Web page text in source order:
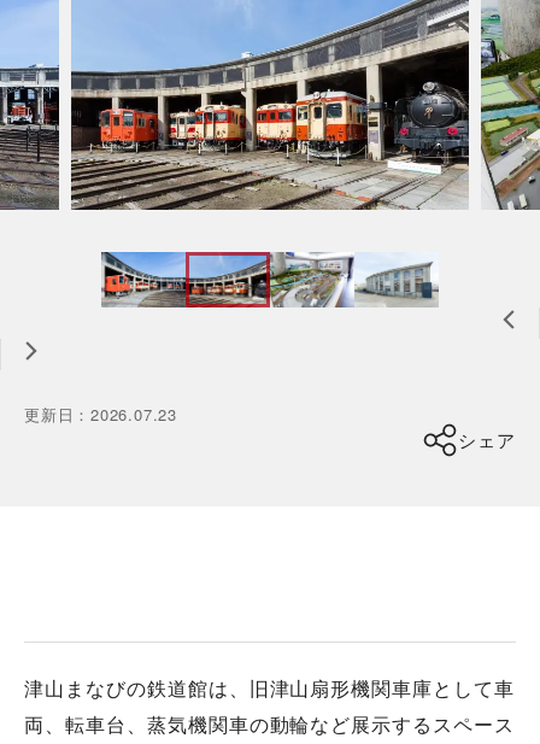
更新日 ：2026.07.23
シェア
津山まなびの鉄道館は、旧津山扇形機関車庫として車
両、転車台、蒸気機関車の動輪など展示するスペース